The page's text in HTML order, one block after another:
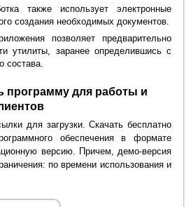
также использует электронные
создания необходимых документов.
позволяет предварительно
утилиты, заранее определившись с
состава.
программу для работы и
для загрузки. Скачать бесплатно
обеспечения в формате
версию. Причем, демо-версия
по времени использования и